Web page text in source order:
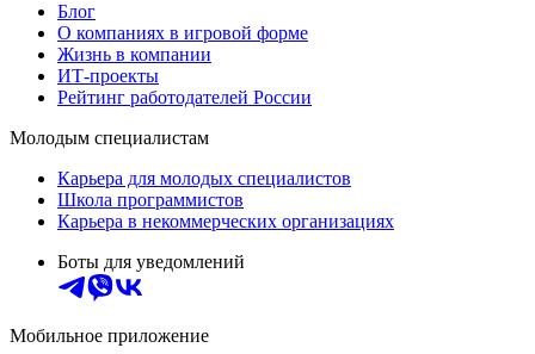
Блог
О компаниях в игровой форме
Жизнь в компании
ИТ-проекты
Рейтинг работодателей России
Молодым специалистам
Карьера для молодых специалистов
Школа программистов
Карьера в некоммерческих организациях
Боты для уведомлений
Мобильное приложение